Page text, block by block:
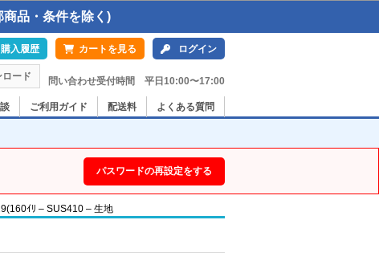
品・条件を除く)
購入履歴 カートを見る ログイン
ード 問い合わせ受付時間 平日10:00〜17:00
ご利用ガイド 配送料 よくある質問
パスワードの再設定をする
ｲﾘ – SUS410 – 生地